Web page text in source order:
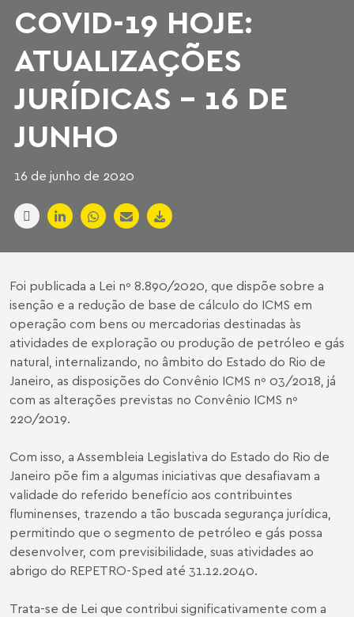
COVID-19 HOJE:
ATUALIZAÇÕES
JURÍDICAS - 16 DE
JUNHO
16 de junho de 2020
Foi publicada a Lei nº 8.890/2020, que dispõe sobre a
isenção e a redução de base de cálculo do ICMS em
operação com bens ou mercadorias destinadas às
atividades de exploração ou produção de petróleo e gás
natural, internalizando, no âmbito do Estado do Rio de
Janeiro, as disposições do Convênio ICMS nº 03/2018, já
com as alterações previstas no Convênio ICMS nº
220/2019.
Com isso, a Assembleia Legislativa do Estado do Rio de
Janeiro põe fim a algumas iniciativas que desafiavam a
validade do referido benefício aos contribuintes
fluminenses, trazendo a tão buscada segurança jurídica,
permitindo que o segmento de petróleo e gás possa
desenvolver, com previsibilidade, suas atividades ao
abrigo do REPETRO-Sped até 31.12.2040.
Trata-se de Lei que contribui significativamente com a